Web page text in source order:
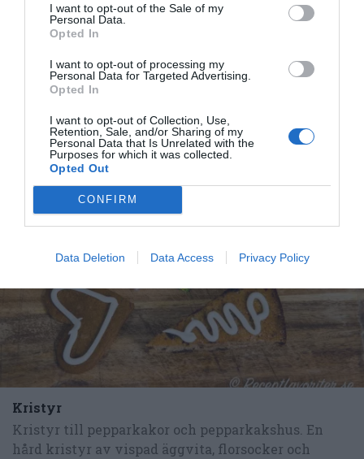
I want to opt-out of the Sale of my
Personal Data.
Opted In
I want to opt-out of processing my
Personal Data for Targeted Advertising.
Opted In
I want to opt-out of Collection, Use,
Retention, Sale, and/or Sharing of my
Personal Data that Is Unrelated with the
Purposes for which it was collected.
Opted Out
CONFIRM
Data Deletion Data Access Privacy Policy
har jag provlagat, skrivit och fotat så att du ska
kunna laga dem med bästa resultat hemma. Läs mer
Tillbehör och liknande:
Kristyr
Kristyr till pepparkakor och pepparkakshus. En
hård kristyr av vispad äggvita, florsocker och
RECEPT